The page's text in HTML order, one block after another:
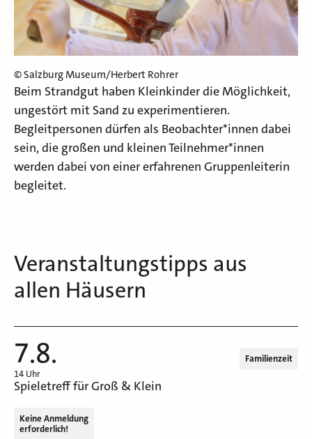
© Salzburg Museum/Herbert Rohrer
Beim Strandgut haben Kleinkinder die Möglichkeit,
ungestört mit Sand zu experimentieren.
Begleitpersonen dürfen als Beobachter*innen dabei
sein, die großen und kleinen Teilnehmer*innen
werden dabei von einer erfahrenen Gruppenleiterin
begleitet.
Veranstaltungstipps aus
allen Häusern
7.8.
14 Uhr
Familienzeit
Spieletreff für Groß & Klein
Keine Anmeldung
erforderlich!